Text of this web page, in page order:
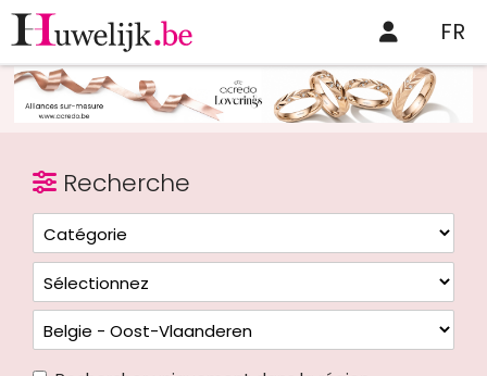
FR
Recherche